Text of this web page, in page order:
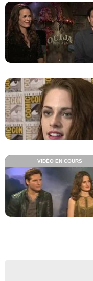
VIDÉO EN COURS